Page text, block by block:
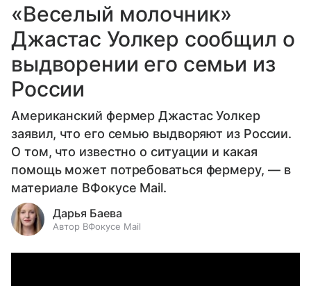
«Веселый молочник»
Джастас Уолкер сообщил о
выдворении его семьи из
России
Американский фермер Джастас Уолкер
заявил, что его семью выдворяют из России.
О том, что известно о ситуации и какая
помощь может потребоваться фермеру, — в
материале ВФокусе Mail.
Дарья Баева
Автор ВФокусе Mail